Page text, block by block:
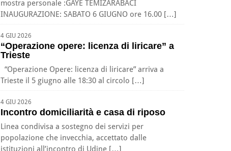
mostra personale :GAYE TEMIZARABACI
INAUGURAZIONE: SABATO 6 GIUGNO ore 16.00 […]
4 GIU 2026
“Operazione opere: licenza di liricare” a
Trieste
“Operazione Opere: licenza di liricare” arriva a
Trieste il 5 giugno alle 18:30 al circolo […]
4 GIU 2026
Incontro domiciliarità e casa di riposo
Linea condivisa a sostegno dei servizi per
popolazione che invecchia, accettato dalle
istituzioni all’incontro di Udine […]